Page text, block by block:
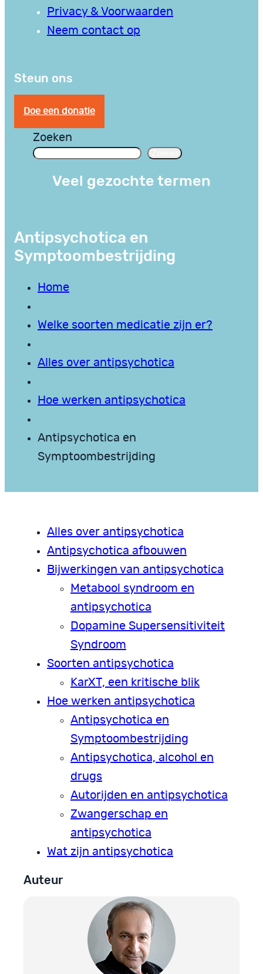
Privacy & Voorwaarden
Neem contact op
Steun ons
Doe een donatie
Zoeken
Veel gezochte termen
Antipsychotica en
Symptoombestrijding
Home
Welke soorten medicatie zijn er?
Alles over antipsychotica
Hoe werken antipsychotica
Antipsychotica en
Symptoombestrijding
Alles over antipsychotica
Antipsychotica afbouwen
Bijwerkingen van antipsychotica
Metabool syndroom en
antipsychotica
Dopamine Supersensitiviteit
Syndroom
Soorten antipsychotica
KarXT, een kritische blik
Hoe werken antipsychotica
Antipsychotica en
Symptoombestrijding
Antipsychotica, alcohol en
drugs
Autorijden en antipsychotica
Zwangerschap en
antipsychotica
Wat zijn antipsychotica
Auteur